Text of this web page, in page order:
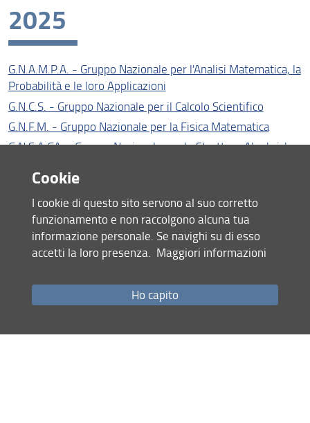
2025
G.N.A.M.P.A. - Gruppo Nazionale per l'Analisi Matematica, la
Probabilità e le loro Applicazioni
G.N.C.S. - Gruppo Nazionale per il Calcolo Scientifico
G.N.F.M. - Gruppo Nazionale per la Fisica Matematica
G.N.S.A.GA. - Gruppo Nazionale per le Strutture Algebriche,
Condividi
Dottorato
Assegni di ricerca
Borsisti di ricerca
Progetti di ricerca
Unità di Ricerca INdAM
ultimo aggiornamento
23.05.2025
RSS feed
Cookie
I cookie di questo sito servono al suo corretto
funzionamento e non raccolgono alcuna tua
informazione personale. Se navighi su di esso
accetti la loro presenza. Maggiori informazioni
Ho capito